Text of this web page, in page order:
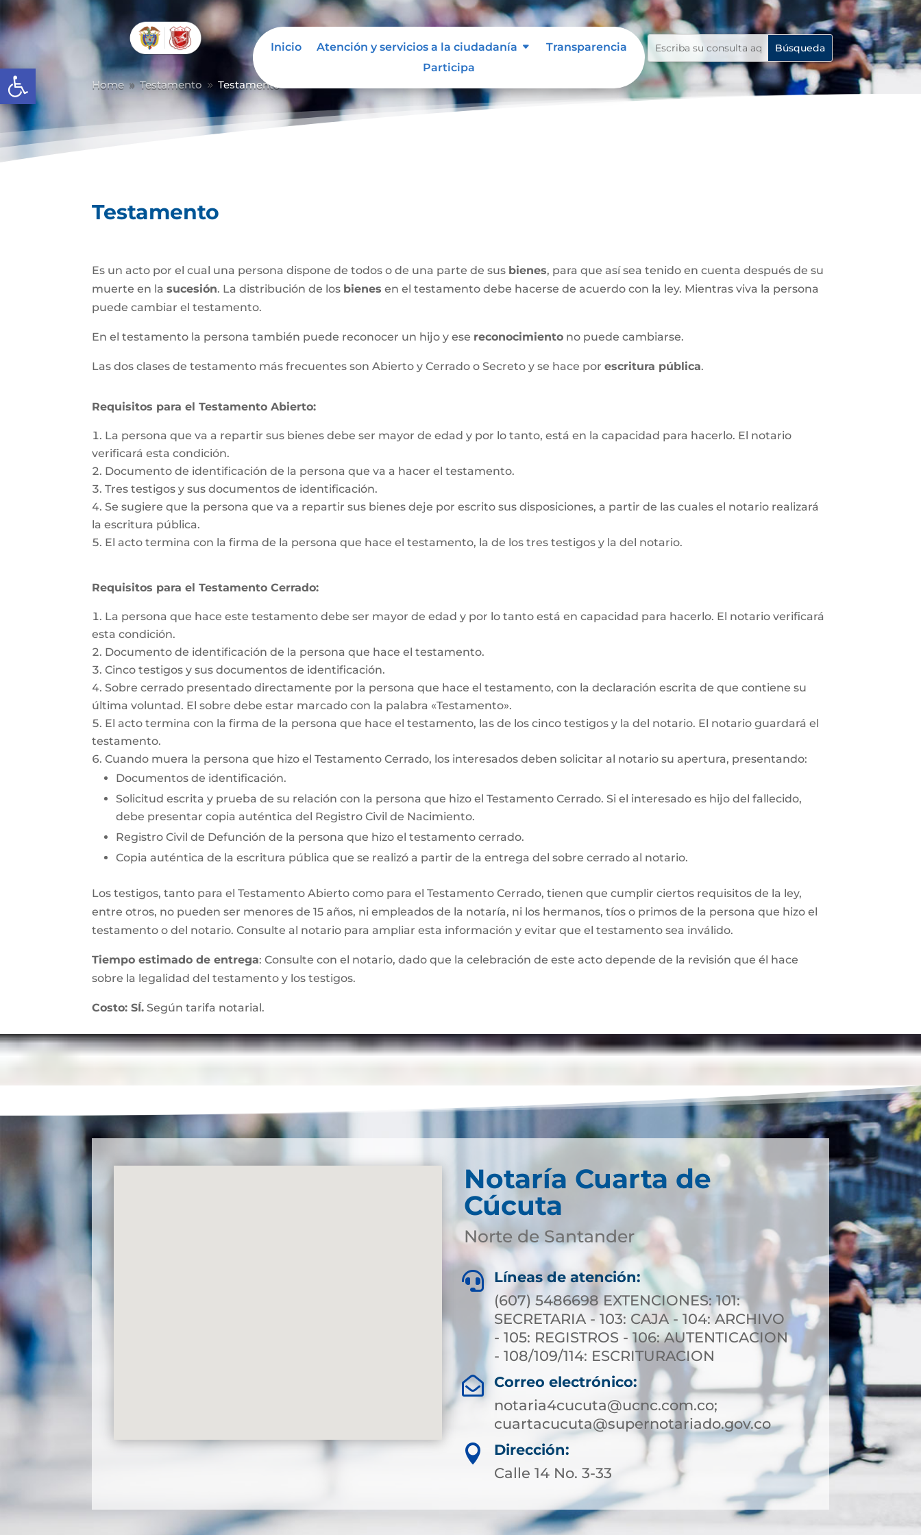
Abrir barra de herramientas
Inicio Atención y servicios a la ciudadanía
Transparencia
Participa
Home 9 Testamento 9 Testamento
Testamento
Es un acto por el cual una persona dispone de todos o de una parte de sus bienes, para que así sea tenido en cuenta después de su
muerte en lasucesión. La distribución de los bienes en el testamento debe hacerse de acuerdo con la ley. Mientras viva la persona
puede cambiar el testamento.
En el testamento la persona también puede reconocer un hijo y ese reconocimiento no puede cambiarse.
Las dos clases de testamento más frecuentes son Abierto y Cerrado o Secreto y se hace porescritura pública.
Requisitos para el Testamento Abierto:
La persona que va a repartir sus bienes debe ser mayor de edad y por lo tanto, está en la capacidad para hacerlo. El notario
verificará esta condición.
Documento de identificación de la persona que va a hacer el testamento.
Tres testigos y sus documentos de identificación.
Se sugiere que la persona que va a repartir sus bienes deje por escrito sus disposiciones, a partir de las cuales el notario realizará
la escritura pública.
El acto termina con la firma de la persona que hace el testamento, la de los tres testigos y la del notario.
Requisitos para el Testamento Cerrado:
La persona que hace este testamento debe ser mayor de edad y por lo tanto está en capacidad para hacerlo. El notario verificará
esta condición.
Documento de identificación de la persona que hace el testamento.
Cinco testigos y sus documentos de identificación.
Sobre cerrado presentado directamente por la persona que hace el testamento, con la declaración escrita de que contiene su
última voluntad. El sobre debe estar marcado con la palabra «Testamento».
El acto termina con la firma de la persona que hace el testamento, las de los cinco testigos y la del notario. El notario guardará el
testamento.
Cuando muera la persona que hizo el Testamento Cerrado, los interesados deben solicitar al notario su apertura, presentando:
Documentos de identificación.
Solicitud escrita y prueba de su relación con la persona que hizo el Testamento Cerrado. Si el interesado es hijo del fallecido,
debe presentar copia auténtica del Registro Civil de Nacimiento.
Registro Civil de Defunción de la persona que hizo el testamento cerrado.
Copia auténtica de la escritura pública que se realizó a partir de la entrega del sobre cerrado al notario.
Los testigos, tanto para el Testamento Abierto como para el Testamento Cerrado, tienen que cumplir ciertos requisitos de la ley,
entre otros, no pueden ser menores de 15 años, ni empleados de la notaría, ni los hermanos, tíos o primos de la persona que hizo el
testamento o del notario. Consulte al notario para ampliar esta información y evitar que el testamento sea inválido.
Tiempo estimado de entrega: Consulte con el notario, dado que la celebración de este acto depende de la revisión que él hace
sobre la legalidad del testamento y los testigos.
Costo: SÍ. Según tarifa notarial.
Notaría Cuarta de
Cúcuta
Norte de Santander

Líneas de atención:
(607) 5486698 EXTENCIONES: 101:
SECRETARIA - 103: CAJA - 104: ARCHIVO
- 105: REGISTROS - 106: AUTENTICACION
- 108/109/114: ESCRITURACION

Correo electrónico:
notaria4cucuta@ucnc.com.co;
cuartacucuta@supernotariado.gov.co

Dirección:
Calle 14 No. 3-33